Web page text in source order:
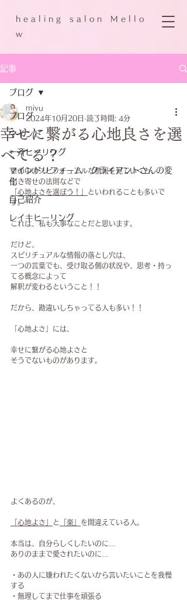
h e a l i n g s a l o n M e l l o
w
記事
ブログ
マインド
一斉ヒーリング
マインドリフォーム クライアントさんの変
化
自己紹介
レイキヒーリング
ブログ
幸せに繋がる心地良さを選
べてる？
miyu
2024年10月20日 読了時間: 4分
世の中のスピリチュアルな情報を見ていくと、
引き寄せの法則などで
「心地よさを選ぼう！」 といわれることも多いで
す。
これは、私も大事なことだと思います。
だけど、
スピリチュアルな情報の落とし穴は、
一つの言葉でも、受け取る側の状況や、思考・持っ
てる概念によって
解釈が変わるということ！！
だから、勘違いしちゃってる人も多い！！
「心地よさ」には、
幸せに繋がる心地よさと
そうでないものがあります。
よくあるのが、
「心地よさ」 と 「楽」 を間違えている人。
本当は、自分らしくしたいのに…
ありのままで愛されたいのに…
・あの人に嫌われたくないから言いたいことを我慢
する
・無理してまで仕事を頑張る